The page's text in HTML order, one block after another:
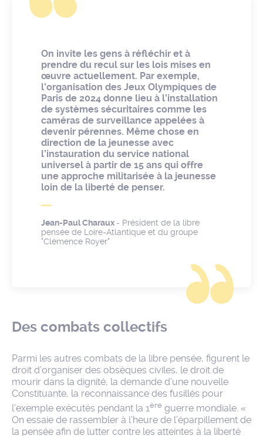
On invite les gens à réfléchir et à
prendre du recul sur les lois mises en
œuvre actuellement. Par exemple,
l’organisation des Jeux Olympiques de
Paris de 2024 donne lieu à l’installation
de systèmes sécuritaires comme les
caméras de surveillance appelées à
devenir pérennes. Même chose en
direction de la jeunesse avec
l’instauration du service national
universel à partir de 15 ans qui offre
une approche militarisée à la jeunesse
loin de la liberté de penser.
Jean-Paul Charaux - Président de la libre
pensée de Loire-Atlantique et du groupe
"Clémence Royer"
Des combats collectifs
Parmi les autres combats de la libre pensée, figurent le
droit d’organiser des obsèques civiles, le droit de
mourir dans la dignité, la demande d’une nouvelle
Constituante, la reconnaissance des fusillés pour
l’exemple exécutés pendant la 1ère guerre mondiale. «
On essaie de rassembler à l’heure de l’éparpillement de
la pensée afin de lutter contre les atteintes à la liberté